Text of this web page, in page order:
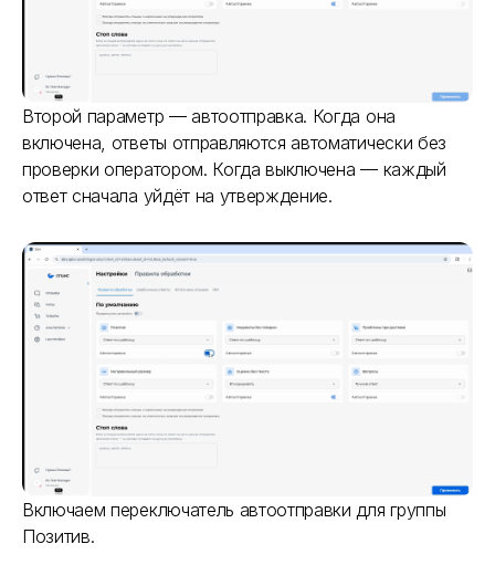
Второй параметр — автоотправка. Когда она
включена, ответы отправляются автоматически без
проверки оператором. Когда выключена — каждый
ответ сначала уйдёт на утверждение.
Включаем переключатель автоотправки для группы
Позитив.